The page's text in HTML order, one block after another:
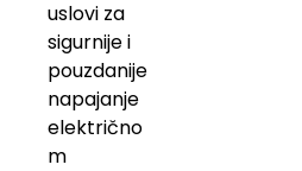
uslovi za
sigurnije i
pouzdanije
napajanje
električno
m